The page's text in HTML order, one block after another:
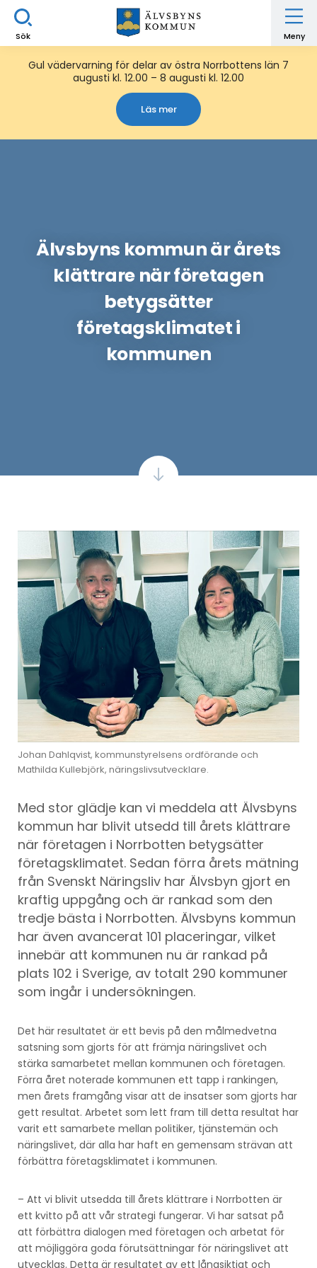
Sök Meny
Gul vädervarning för delar av östra Norrbottens län 7
augusti kl. 12.00 – 8 augusti kl. 12.00
Läs mer
Älvsbyns kommun är årets
klättrare när företagen
betygsätter
företagsklimatet i
kommunen
Johan Dahlqvist, kommunstyrelsens ordförande och
Mathilda Kullebjörk, näringslivsutvecklare.
Med stor glädje kan vi meddela att Älvsbyns
kommun har blivit utsedd till årets klättrare
när företagen i Norrbotten betygsätter
företagsklimatet. Sedan förra årets mätning
från Svenskt Näringsliv har Älvsbyn gjort en
kraftig uppgång och är rankad som den
tredje bästa i Norrbotten. Älvsbyns kommun
har även avancerat 101 placeringar, vilket
innebär att kommunen nu är rankad på
plats 102 i Sverige, av totalt 290 kommuner
som ingår i undersökningen.
Det här resultatet är ett bevis på den målmedvetna
satsning som gjorts för att främja näringslivet och
stärka samarbetet mellan kommunen och företagen.
Förra året noterade kommunen ett tapp i rankingen,
men årets framgång visar att de insatser som gjorts har
gett resultat. Arbetet som lett fram till detta resultat har
varit ett samarbete mellan politiker, tjänstemän och
näringslivet, där alla har haft en gemensam strävan att
förbättra företagsklimatet i kommunen.
– Att vi blivit utsedda till årets klättrare i Norrbotten är
ett kvitto på att vår strategi fungerar. Vi har satsat på
att förbättra dialogen med företagen och arbetat för
att möjliggöra goda förutsättningar för näringslivet att
utvecklas. Detta är resultatet av ett långsiktigt och